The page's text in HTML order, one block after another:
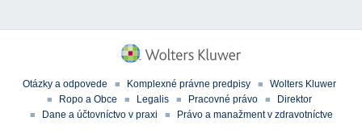
Otázky a odpovede Komplexné právne predpisy
Wolters Kluwer
Ropo a Obce
Legalis Pracovné právo
Direktor
Dane a účtovníctvo v praxi
Právo a manažment v zdravotníctve